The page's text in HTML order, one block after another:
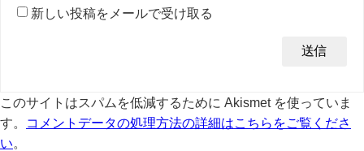
新しい投稿をメールで受け取る
このサイトはスパムを低減するために Akismet を使っていま
す。
コメントデータの処理方法の詳細はこちらをご覧くださ
い